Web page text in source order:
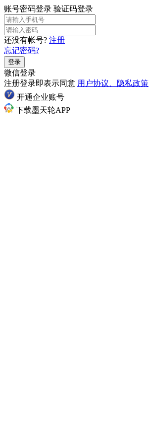
账号密码登录 验证码登录
还没有帐号? 注册
忘记密码?
登录
微信登录
注册登录即表示同意 用户协议、隐私政策
开通企业账号
下载墨天轮APP